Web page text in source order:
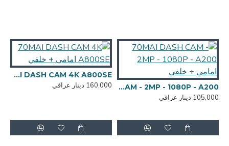
70MAI DASH CAM - 2MP - 1080P - A200 امامي + خلفي
105,000 دينار عراقي
70MAI DASH CAM 4K A800SE امامي + خلفي
160,000 دينار عراقي